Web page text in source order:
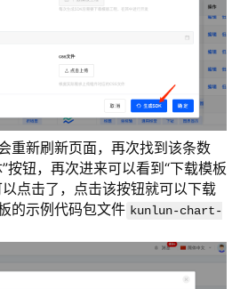
重新刷新页面，再次找到该条数
按钮，再次进来可以看到“下载模板
点击了，点击该按钮就可以下载
的示例代码包文件 kunlun-chart-